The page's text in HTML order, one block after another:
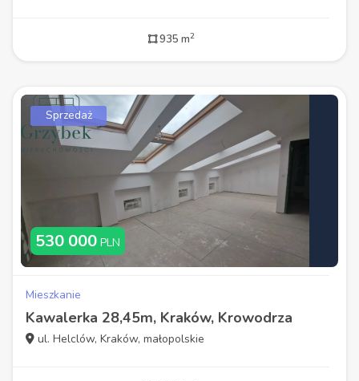
935 m2
Sprzedaż
530 000 PLN
Mieszkanie
Kawalerka 28,45m, Kraków, Krowodrza
ul. Helclów, Kraków, małopolskie